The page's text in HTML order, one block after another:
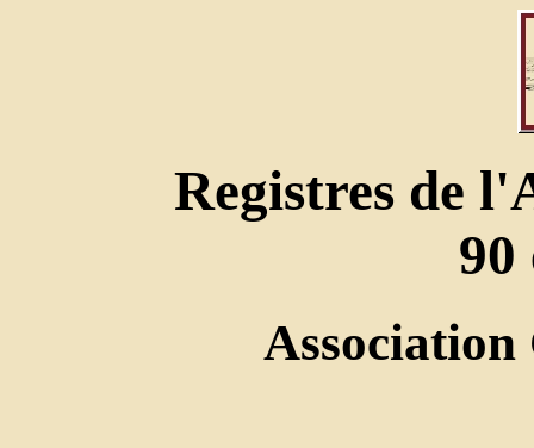
Registres de
90
Association